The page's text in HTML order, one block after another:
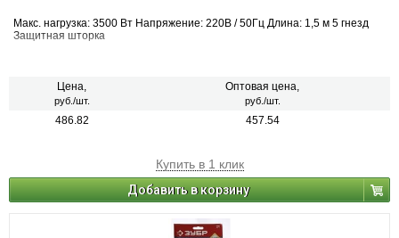
Макс. нагрузка: 3500 Вт Напряжение: 220В / 50Гц Длина: 1,5 м 5 гнезд
Защитная шторка
Цена,
руб./шт.
Оптовая цена,
руб./шт.
486.82 457.54
Купить в 1 клик
Добавить в корзину